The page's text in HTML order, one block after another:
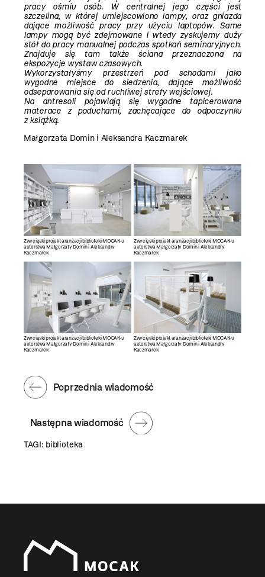
pracy ośmiu osób. W centralnej jego części jest
szczelina, w której umiejscowiono lampy, oraz gniazda
dające możliwość pracy przy użyciu laptopów. Same
lampy mogą być zdejmowane i wtedy zyskujemy duży
stół do pracy manualnej podczas spotkań seminaryjnych.
Znajduje się tam także ściana przeznaczona na
ekspozycje wystaw czasowych.
Wykorzystałyśmy przestrzeń pod schodami jako
wygodne miejsce do siedzenia, dające możliwość
odseparowania się od ruchliwej strefy wejściowej.
Na antresoli pojawiają się wygodne tapicerowane
materace z poduchami, zachęcające do odpoczynku
z książką.
Małgorzata Domin i Aleksandra Kaczmarek
Zwycięski projekt aranżacji biblioteki MOCAK-u
autorstwa Małgorzaty Domin i Aleksandry
Kaczmarek
Zwycięski projekt aranżacji biblioteki MOCAK-u
autorstwa Małgorzaty Domin i Aleksandry
Kaczmarek
Zwycięski projekt aranżacji biblioteki MOCAK-u
autorstwa Małgorzaty Domin i Aleksandry
Kaczmarek
Zwycięski projekt aranżacji biblioteki MOCAK-u
autorstwa Małgorzaty Domin i Aleksandry
Kaczmarek
Następna wiadomość
Poprzednia wiadomość
TAGI: biblioteka